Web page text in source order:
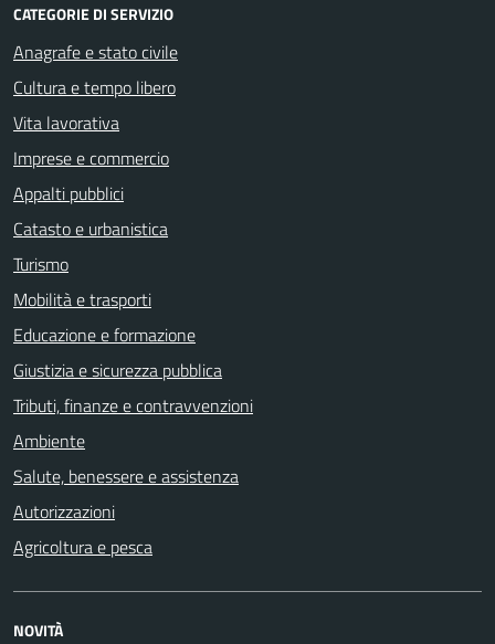
CATEGORIE DI SERVIZIO
Anagrafe e stato civile
Cultura e tempo libero
Vita lavorativa
Imprese e commercio
Appalti pubblici
Catasto e urbanistica
Turismo
Mobilità e trasporti
Educazione e formazione
Giustizia e sicurezza pubblica
Tributi, finanze e contravvenzioni
Ambiente
Salute, benessere e assistenza
Autorizzazioni
Agricoltura e pesca
NOVITÀ